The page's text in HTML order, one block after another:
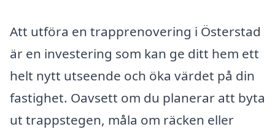
Att utföra en trapprenovering i Österstad
är en investering som kan ge ditt hem ett
helt nytt utseende och öka värdet på din
fastighet. Oavsett om du planerar att byta
ut trappstegen, måla om räcken eller